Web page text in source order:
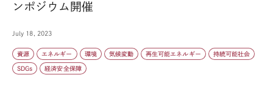
ンポジウム開催
July 18, 2023
資源 エネルギー 環境 気候変動 再生可能エネルギー 持続可能社会
SDGs 経済安全保障